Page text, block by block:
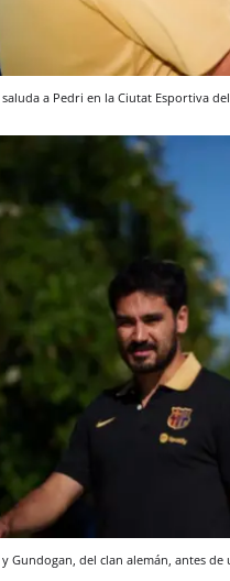
saluda a Pedri en la Ciutat Esportiva
y Gundogan, del clan alemán, antes